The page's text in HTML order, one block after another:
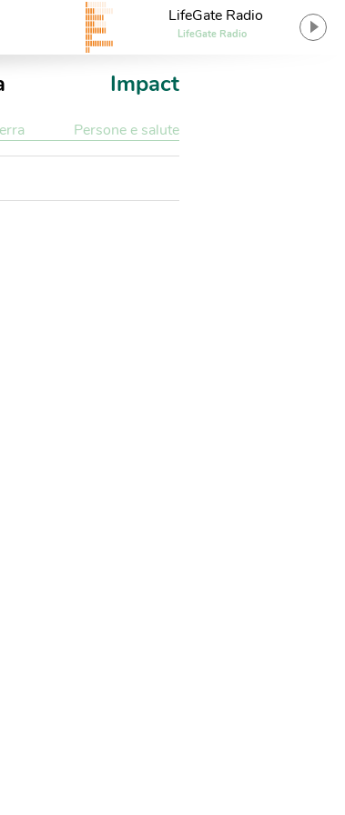
LifeGate Radio
LifeGate Radio
Impact
Persone e salute